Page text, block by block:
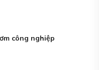
công nghiệp